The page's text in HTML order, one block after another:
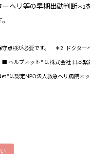
ーヘリ等の早期出動判断＊2
守点検が必要です。 ＊2. ドクター
ヘルプネット® は株式会社 日本緊
は認定NPO法人救急ヘリ病院ネ